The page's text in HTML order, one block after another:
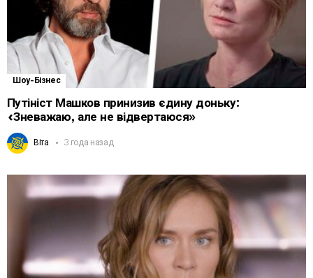
Шоу-Бізнес
Путініст Машков принизив єдину доньку:
«Зневажаю, але не відвертаюся»
Віта 3 года назад